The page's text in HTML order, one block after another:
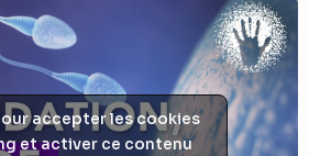
accepter les cookies
et activer ce contenu